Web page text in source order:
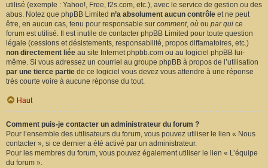
utilisé (exemple : Yahoo!, Free, f2s.com, etc.), avec le service de gestion ou des
abus. Notez que phpBB Limited n’a absolument aucun contrôle et ne peut
être, en aucun cas, tenu pour responsable sur comment, où ou par qui ce
forum est utilisé. Il est inutile de contacter phpBB Limited pour toute question
légale (cessions et désistements, responsabilité, propos diffamatoires, etc.)
non directement liée au site Internet phpbb.com ou au logiciel phpBB lui-
même. Si vous adressez un courriel au groupe phpBB à propos de l’utilisation
par une tierce partie de ce logiciel vous devez vous attendre à une réponse
très courte voire à aucune réponse du tout.
Haut
Comment puis-je contacter un administrateur du forum ?
Pour l’ensemble des utilisateurs du forum, vous pouvez utiliser le lien « Nous
contacter », si ce dernier a été activé par un administrateur.
Pour les membres du forum, vous pouvez également utiliser le lien « L’équipe
du forum ».